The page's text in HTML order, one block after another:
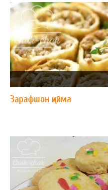
Зарафшон қийма